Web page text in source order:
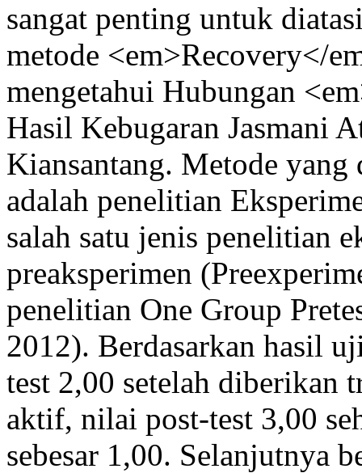
sangat penting untuk
metode <em>Recovery</
mengetahui Hubungan
Hasil Kebugaran Jasmani
Kiansantang. Metode
adalah penelitian
salah satu jenis penelitian
preaksperimen
penelitian One Group
2012). Berdasarkan hasil
test 2,00 setelah diberikan
aktif, nilai post-test 3,00
sebesar 1,00. Selanjutnya